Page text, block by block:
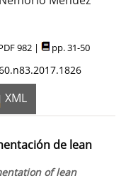
982 | pp. 31-50
XML
de lean
of lean